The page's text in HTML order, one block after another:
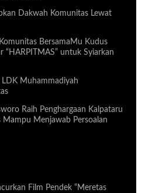
Dakwah Komunitas Lewat
BersamaMu Kudus
“HARPITMAS” untuk Syiarkan
Muhammadiyah
Raih Penghargaan Kalpataru
Menjawab Persoalan
Film Pendek “Meretas